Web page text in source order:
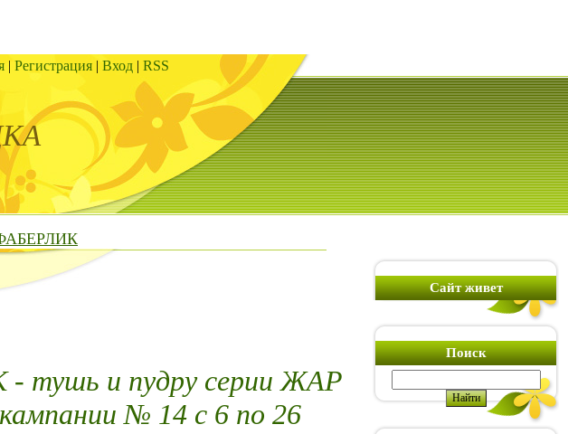
| Регистрация | Вход | RSS
ФАБЕРЛИК
тушь и пудру серии ЖАР
№ 14 с 6 по 26
Сайт живет
Поиск